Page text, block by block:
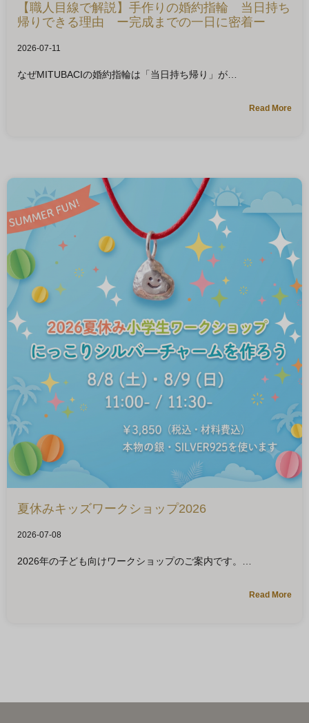
【職人目線で解説】手作りの婚約指輪 当日持ち
帰りできる理由 ー完成までの一日に密着ー
2026-07-11
なぜMITUBACIの婚約指輪は「当日持ち帰り」が
Read More
夏休みキッズワークショップ2026
2026-07-08
2026年の子ども向けワークショップのご案内です。
Read More